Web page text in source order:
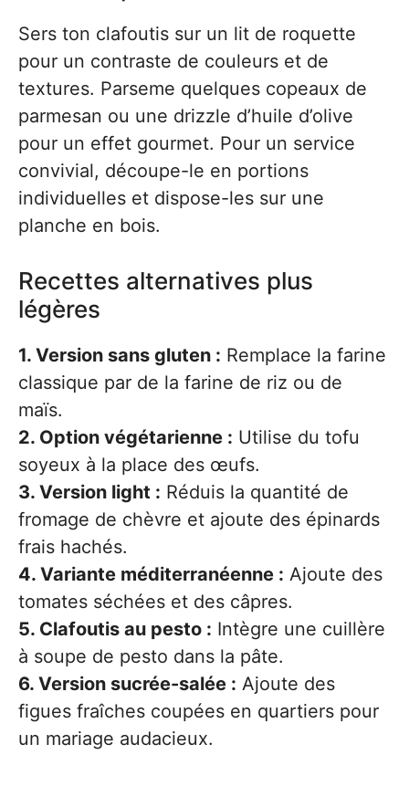
Sers ton clafoutis sur un lit de roquette
pour un contraste de couleurs et de
textures. Parseme quelques copeaux de
parmesan ou une drizzle d’huile d’olive
pour un effet gourmet. Pour un service
convivial, découpe-le en portions
individuelles et dispose-les sur une
planche en bois.
Recettes alternatives plus
légères
1. Version sans gluten : Remplace la farine
classique par de la farine de riz ou de
maïs.
2. Option végétarienne : Utilise du tofu
soyeux à la place des œufs.
3. Version light : Réduis la quantité de
fromage de chèvre et ajoute des épinards
frais hachés.
4. Variante méditerranéenne : Ajoute des
tomates séchées et des câpres.
5. Clafoutis au pesto : Intègre une cuillère
à soupe de pesto dans la pâte.
6. Version sucrée-salée : Ajoute des
figues fraîches coupées en quartiers pour
un mariage audacieux.